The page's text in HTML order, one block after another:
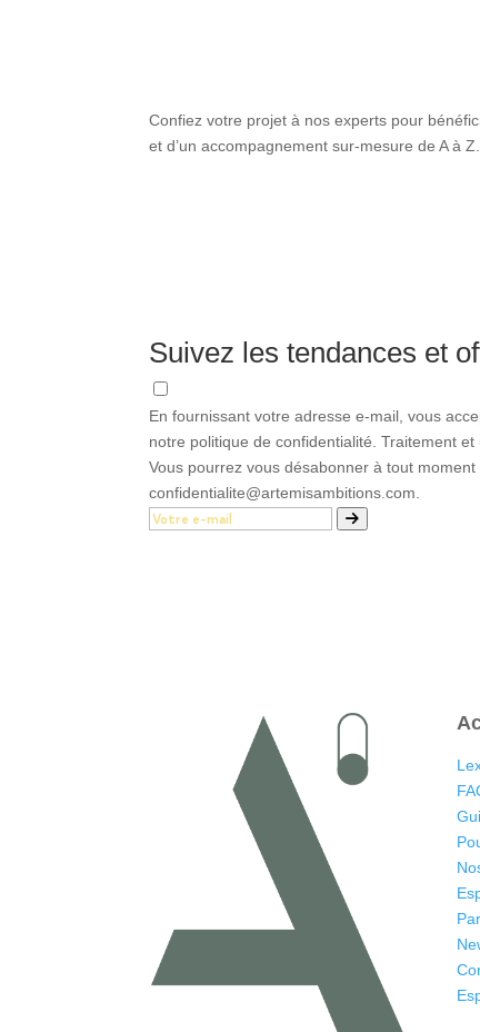
Confiez votre projet à nos experts pour
et d’un accompagnement sur-mesure de A à Z.
Suivez les tendances et
En fournissant votre adresse e-mail, vous
notre politique de confidentialité. Traitement
Vous pourrez vous désabonner à tout
confidentialite@artemisambitions.com.